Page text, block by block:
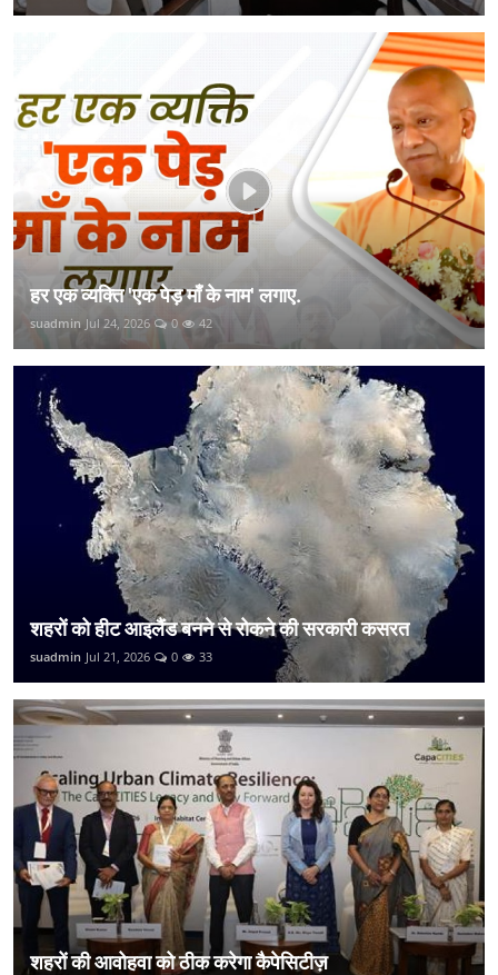
हर एक व्यक्ति 'एक पेड़ माँ के नाम' लगाए.
suadmin Jul 24, 2026 0 42
शहरों को हीट आइलैंड बनने से रोकने की सरकारी कसरत
suadmin Jul 21, 2026 0 33
शहरों की आवोहवा को ठीक करेगा कैपेसिटीज़